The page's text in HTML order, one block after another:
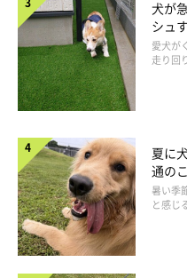
犬が
シュ
愛犬が
走り回
夏に
通の
は
暑い季
と感じ